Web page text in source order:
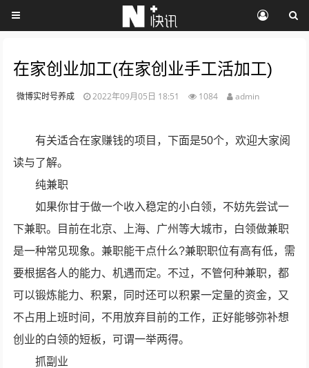
在家创业加工(在家创业手工活加工)
微博实时号养成 2022年09月05日 18:51 1084 admin
有关适合在家赚钱的项目，下面是50个，欢迎大家阅
读与了解。
纯兼职
如果你甘于做一个收入稳定的小白领，不妨先尝试一
下兼职。目前在北京、上海、广州等大城市，白领做兼职
是一种常见现象。兼职能干点什么?兼职职位有高有低，需
要根据各人的能力、机遇而定。不过，不管何种兼职，都
可以锻炼能力、积累，同时还可以积累一定量的资金，又
不占用上班时间，不用放弃目前的工作，正好能够弥补想
创业的白领的短板，可谓一举两得。
抓副业